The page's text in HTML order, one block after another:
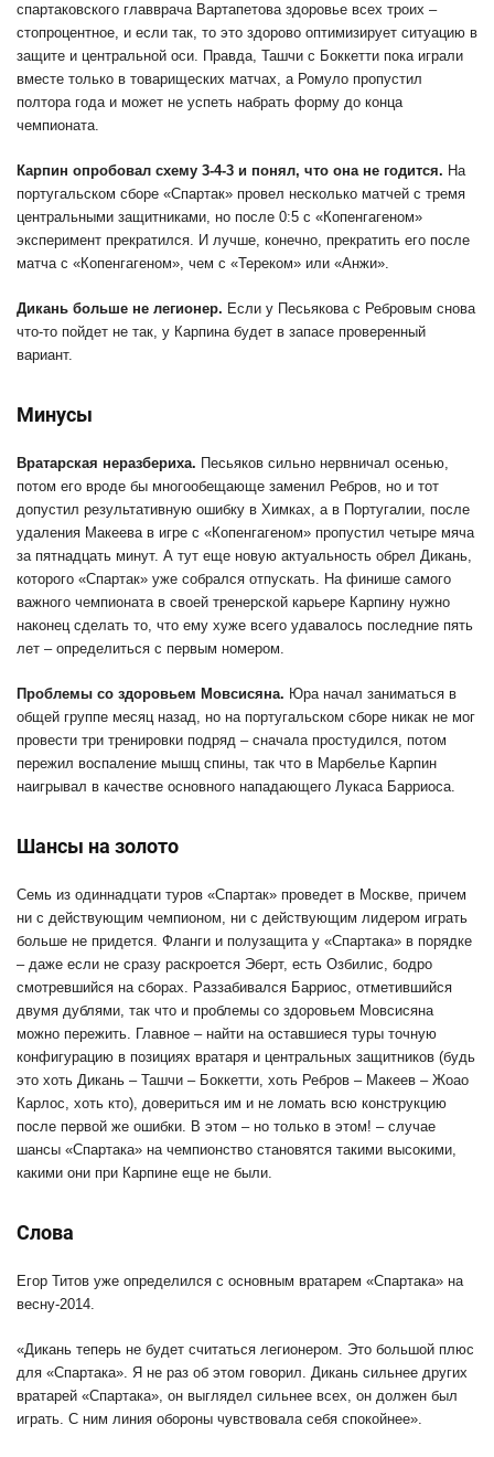
спартаковского главврача Вартапетова здоровье всех троих –
стопроцентное, и если так, то это здорово оптимизирует ситуацию в
защите и центральной оси. Правда, Ташчи с Боккетти пока играли
вместе только в товарищеских матчах, а Ромуло пропустил
полтора года и может не успеть набрать форму до конца
чемпионата.
Карпин опробовал схему 3-4-3 и понял, что она не годится. На
португальском сборе «Спартак» провел несколько матчей с тремя
центральными защитниками, но после 0:5 с «Копенгагеном»
эксперимент прекратился. И лучше, конечно, прекратить его после
матча с «Копенгагеном», чем с «Тереком» или «Анжи».
Дикань больше не легионер. Если у Песьякова с Ребровым снова
что-то пойдет не так, у Карпина будет в запасе проверенный
вариант.
Минусы
Вратарская неразбериха. Песьяков сильно нервничал осенью,
потом его вроде бы многообещающе заменил Ребров, но и тот
допустил результативную ошибку в Химках, а в Португалии, после
удаления Макеева в игре с «Копенгагеном» пропустил четыре мяча
за пятнадцать минут. А тут еще новую актуальность обрел Дикань,
которого «Спартак» уже собрался отпускать. На финише самого
важного чемпионата в своей тренерской карьере Карпину нужно
наконец сделать то, что ему хуже всего удавалось последние пять
лет – определиться с первым номером.
Проблемы со здоровьем Мовсисяна. Юра начал заниматься в
общей группе месяц назад, но на португальском сборе никак не мог
провести три тренировки подряд – сначала простудился, потом
пережил воспаление мышц спины, так что в Марбелье Карпин
наигрывал в качестве основного нападающего Лукаса Барриоса.
Шансы на золото
Семь из одиннадцати туров «Спартак» проведет в Москве, причем
ни с действующим чемпионом, ни с действующим лидером играть
больше не придется. Фланги и полузащита у «Спартака» в порядке
– даже если не сразу раскроется Эберт, есть Озбилис, бодро
смотревшийся на сборах. Раззабивался Барриос, отметившийся
двумя дублями, так что и проблемы со здоровьем Мовсисяна
можно пережить. Главное – найти на оставшиеся туры точную
конфигурацию в позициях вратаря и центральных защитников (будь
это хоть Дикань – Ташчи – Боккетти, хоть Ребров – Макеев – Жоао
Карлос, хоть кто), довериться им и не ломать всю конструкцию
после первой же ошибки. В этом – но только в этом! – случае
шансы «Спартака» на чемпионство становятся такими высокими,
какими они при Карпине еще не были.
Слова
Егор Титов уже определился с основным вратарем «Спартака» на
весну-2014.
«Дикань теперь не будет считаться легионером. Это большой плюс
для «Спартака». Я не раз об этом говорил. Дикань сильнее других
вратарей «Спартака», он выглядел сильнее всех, он должен был
играть. С ним линия обороны чувствовала себя спокойнее».